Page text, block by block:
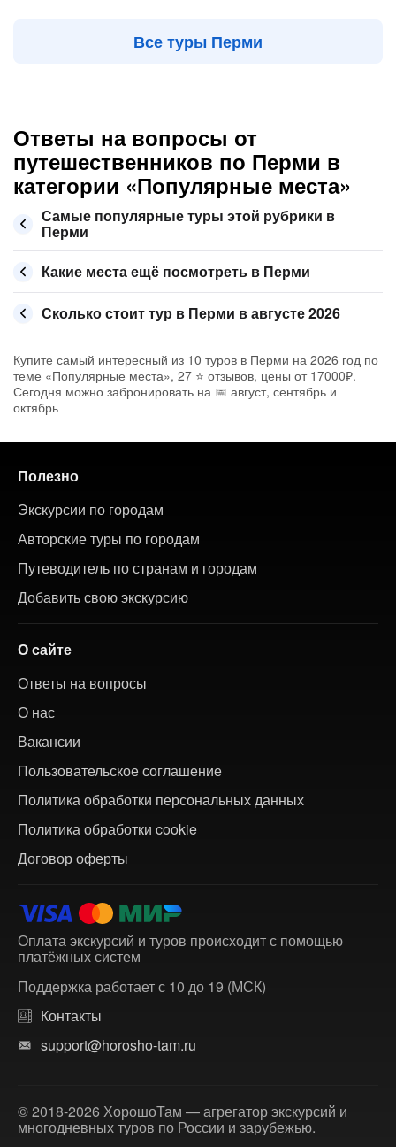
Все туры Перми
Ответы на вопросы от
путешественников по Перми в
категории «Популярные места»
Самые популярные туры этой рубрики в
Перми
Какие места ещё посмотреть в Перми
Сколько стоит тур в Перми в августе 2026
Купите самый интересный из 10 туров в Перми на 2026 год по
теме «Популярные места», 27 ⭐ отзывов, цены от 17000₽.
Сегодня можно забронировать на 📅 август, сентябрь и
октябрь
Полезно
Экскурсии по городам
Авторские туры по городам
Путеводитель по странам и городам
Добавить свою экскурсию
О сайте
Ответы на вопросы
О нас
Вакансии
Пользовательское соглашение
Политика обработки персональных данных
Политика обработки cookie
Договор оферты
Оплата экскурсий и туров происходит с помощью
платёжных систем
Поддержка работает с 10 до 19 (МСК)
Контакты
support@horosho-tam.ru
© 2018-2026 ХорошоТам — агрегатор экскурсий и
многодневных туров по России и зарубежью.